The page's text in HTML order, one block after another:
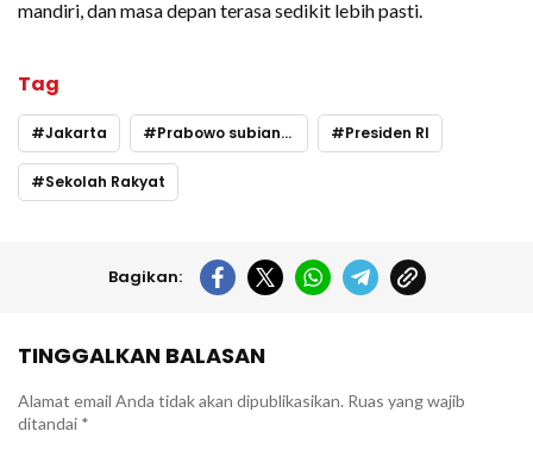
mandiri, dan masa depan terasa sedikit lebih pasti.
Tag
Jakarta Prabowo subianto Presiden RI
Sekolah Rakyat
Bagikan:
TINGGALKAN BALASAN
Alamat email Anda tidak akan dipublikasikan. Ruas yang wajib
ditandai *